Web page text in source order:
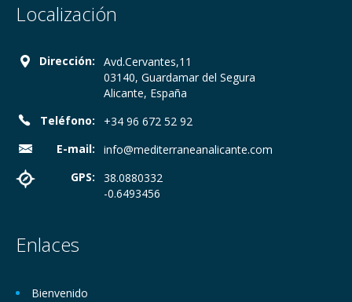
Localización
Dirección:
Avd.Cervantes,11
03140, Guardamar del Segura
Alicante, España
Teléfono:
+34 96 672 52 92
E-mail:
info@mediterraneanalicante.com
GPS:
38.0880332
-0.6493456
Enlaces
Bienvenido